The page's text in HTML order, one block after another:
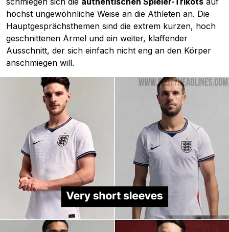
höchst ungewöhnliche Weise an die Athleten an. Die
Hauptgesprächsthemen sind die extrem kurzen, hoch
geschnittenen Ärmel und ein weiter, klaffender
Ausschnitt, der sich einfach nicht eng an den Körper
anschmiegen will.